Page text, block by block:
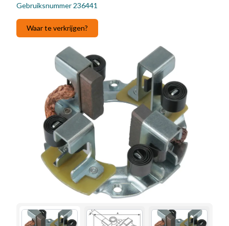
Gebruiksnummer 236441
Waar te verkrijgen?